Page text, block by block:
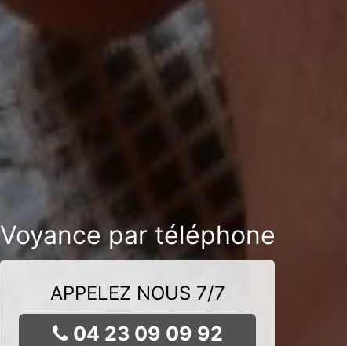
Voyance par téléphone
APPELEZ NOUS 7/7
04 23 09 09 92